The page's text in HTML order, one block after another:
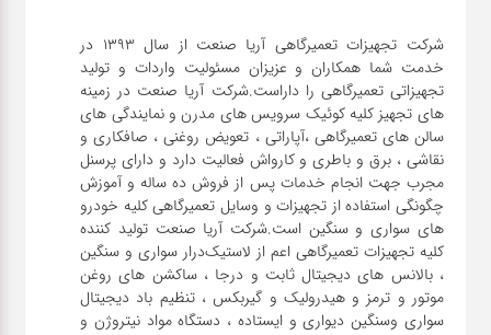
شرکت تجهیزات تعمیرگاهی آریا صنعت از سال ۱۳۹۳ در
خدمت شما همکاران و عزیزان مسئولیت واردات و تولید
تجهیزاتی تعمیرگاهی را داراست.شرکت آریا صنعت در زمینه
های تجهیز کلیه کوئیک سرویس های مدرن و نمایندگی های
سالن های تعمیرگاهی ،آپاراتی ، تعویض روغنی ، صافکاری و
نقاشی ، برق و باطری و کارواش فعالیت دارد و دارای پرسنل
مجرب جهت انجام خدمات پس از فروش ده ساله و آموزش
چگونگی استفاده از تجهیزات و وسایل تعمیرگاهی کلیه خودرو
های سواری و سنگین است.شرکت آریا صنعت تولید کننده
کلیه تجهیزات تعمیرگاهی اعم از لاستیک‌درار سواری و ‌سنگین
، بالانس های دیجیتال ثابت و درجا ، ساکشن های روغن
موتور و ترمز و هیدرولیک و گیربکس ، تنظیم باد دیجیتال
سواری و‌سنگین دیواری و ایستاده ، دستگاه مواد نیتروژن و